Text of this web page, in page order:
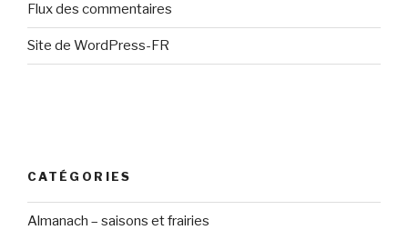
Flux des commentaires
Site de WordPress-FR
CATÉGORIES
Almanach – saisons et frairies